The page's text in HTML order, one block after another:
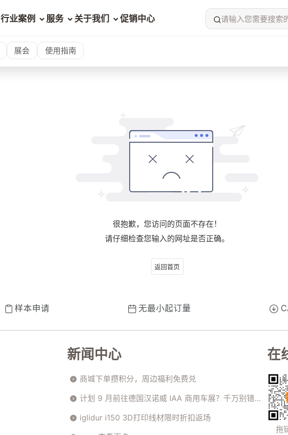
行业案例 服务 关于我们 促销中心 请输入您需要搜索
展会 使用指南
很抱歉，您访问的页面不存在！
请仔细检查您输入的网址是否正确。
返回首页
样本申请 无最小起订量
新闻中心
商城下单攒积分，周边福利免费兑
计划 9 月前往德国汉诺威 IAA 商用车展？千万别错过
iglidur i150 3D打印线材限时折扣返场
在
拖